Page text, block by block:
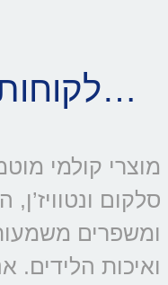
לקוחות אומרים עלינו…
ומשפרים
ואיכות הלידים.